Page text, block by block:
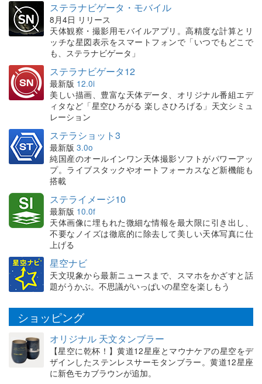
ステラナビゲータ・モバイル
8月4日 リリース
天体観察・撮影用モバイルアプリ。高精度な計算とリ
ッチな星図表示をスマートフォンで「いつでもどこで
も、ステラナビゲータ」
ステラナビゲータ12
最新版 12.0i
美しい描画、豊富な天体データ、オリジナル番組エデ
ィタなど「星空ひろがる 楽しさひろげる」天文シミュ
レーション
ステラショット3
最新版 3.0o
純国産のオールインワン天体撮影ソフトがパワーアッ
プ。ライブスタックやオートフォーカスなど新機能も
搭載
ステライメージ10
最新版 10.0f
天体画像に埋もれた微細な情報を最大限に引き出し、
不要なノイズは徹底的に除去して美しい天体写真に仕
上げる
星空ナビ
天文現象から最新ニュースまで、スマホをかざすと話
題がうかぶ。不思議がいっぱいの星空を楽しもう
ショッピング
オリジナル 天文タンブラー
【星空に乾杯！】黄道12星座とマウナケアの星空をデ
ザインしたステンレスサーモタンブラー。黄道12星座
に新色モカブラウンが追加。